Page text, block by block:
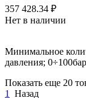
357 428.34 ₽
Нет в наличии
Минимальное
давления;
Показать еще 20
1
Назад